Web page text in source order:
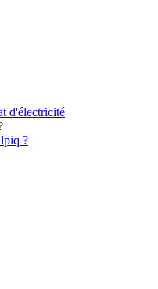
d'électricité
?